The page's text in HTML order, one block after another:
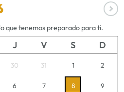
que tenemos preparado para ti.
J V S D
30 31 1 2
6 7 8 9